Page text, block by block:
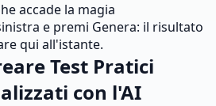
accade la magia
e premi Genera: il risultato
qui all'istante.
Test Pratici
con l'AI